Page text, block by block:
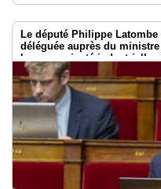
Le député Philippe
déléguée auprès du
la souveraineté industrielle,
de l'intelligence artificielle